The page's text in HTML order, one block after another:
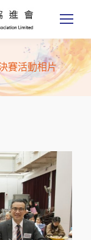
賽活動相片